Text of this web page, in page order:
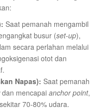
Saat pemanah mengambil
busur (set-up),
secara perlahan melalui
otot dan
Napas): Saat pemanah
dan mencapai anchor point,
70-80% udara.